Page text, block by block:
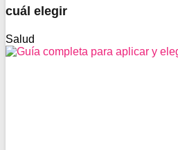
cuál elegir
Salud